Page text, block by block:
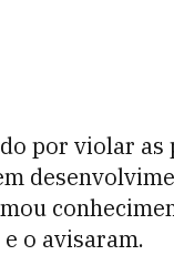
por violar as
o avisaram.